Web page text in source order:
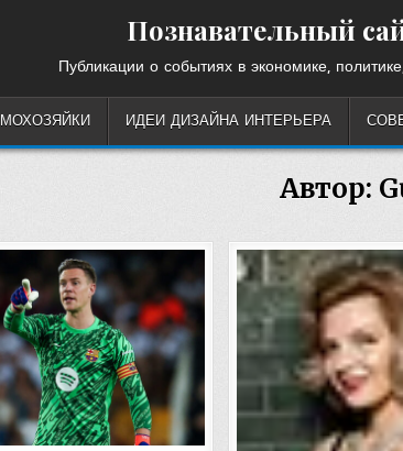
Познавательный
Публикации о событиях в экономике,
ИДЕИ ДИЗАЙНА ИНТЕРЬЕРА
Автор: